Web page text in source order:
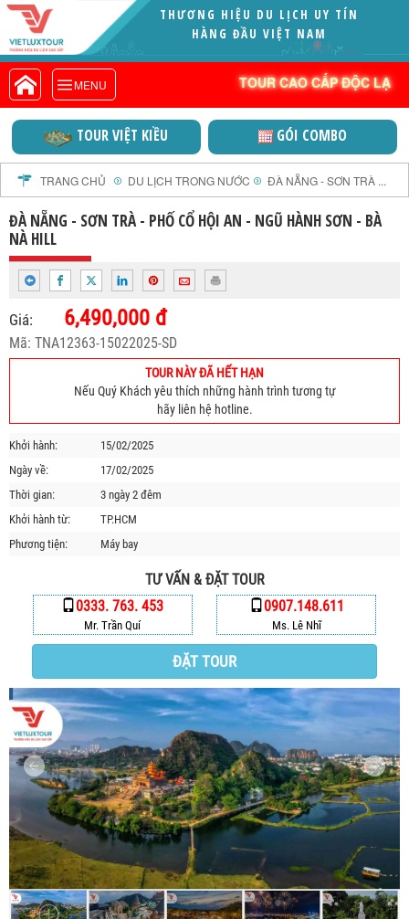
MENU TOUR CAO CẤP ĐỘC LẠ
VIETLUXTOUR.COM
TOUR CAO CẤP ĐỘC LẠ
TOUR TRONG NƯỚC
TOUR NƯỚC NGOÀI
TOUR KHỞI HÀNH TỪ HÀ NỘI
TOUR KHỞI HÀNH TỪ ĐÀ NẴNG
TOUR KHỞI HÀNH TỪ CẦN THƠ
TOUR ĐOÀN - M.I.C.E
TOUR COMBO
DỊCH VỤ
GIỚI THIỆU
HỒ SƠ NĂNG LỰC
THƯ KHEN VIETLUXTOUR
HỘP THƯ GÓP Ý
LIÊN HỆ
TOUR VIỆT KIỀU GÓI COMBO
TRANG CHỦ DU LỊCH TRONG NƯỚC ĐÀ NẴNG - SƠN TRÀ ...
ĐÀ NẴNG - SƠN TRÀ - PHỐ CỔ HỘI AN - NGŨ HÀNH SƠN - BÀ
NÀ HILL
Giá: 6,490,000 đ
Mã: TNA12363-15022025-SD
TOUR NÀY ĐÃ HẾT HẠN
Nếu Quý Khách yêu thích những hành trình tương tự
hãy liên hệ hotline.
Khởi hành:
15/02/2025
Ngày về:
17/02/2025
Thời gian:
3 ngày 2 đêm
Khởi hành từ:
TP.HCM
Phương tiện:
Máy bay
TƯ VẤN & ĐẶT TOUR
0333. 763. 453
Mr. Trần Quí
0907.148.611
Ms. Lê Nhĩ
ĐẶT TOUR